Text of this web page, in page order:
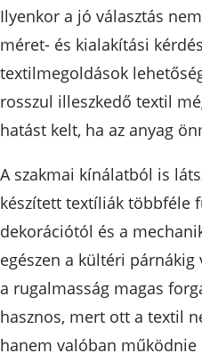
Ilyenkor a jó választás
méret- és kialakítási
textilmegoldások
rosszul illeszkedő textil
hatást kelt, ha az anyag
A szakmai kínálatból is
készített textíliák többféle
dekorációtól és a
egészen a kültéri párnákig
a rugalmasság magas
hasznos, mert ott a textil
hanem valóban működnie